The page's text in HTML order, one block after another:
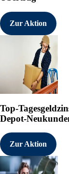
Zur Aktion
Top-
Depot-
Zur Aktion